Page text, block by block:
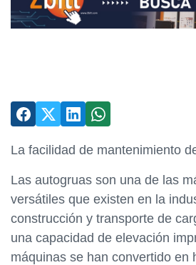
La facilidad de mantenimiento
Las autogruas son una de las
versátiles que existen en la
construcción y transporte de
una capacidad de elevación
máquinas se han convertido en